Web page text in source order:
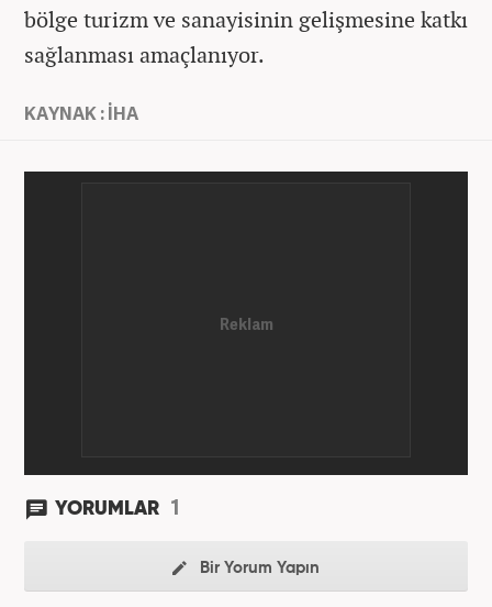
bölge turizm ve sanayisinin gelişmesine katkı
sağlanması amaçlanıyor.
KAYNAK : İHA
YORUMLAR 1
Bir Yorum Yapın